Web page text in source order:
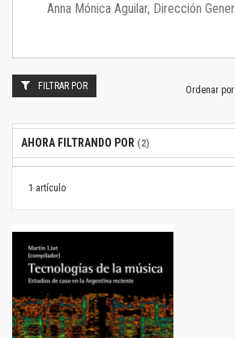
Anna Mónica Aguilar, Dirección
1 artículo
Ordenar por
FILTRAR POR
AHORA FILTRANDO POR